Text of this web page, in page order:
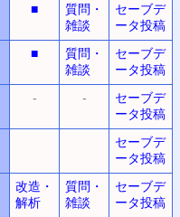
■
質問・
雑談
セーブデ
ータ投稿
■
質問・
雑談
セーブデ
ータ投稿
- -
セーブデ
ータ投稿
セーブデ
ータ投稿
改造・
解析
質問・
雑談
セーブデ
ータ投稿